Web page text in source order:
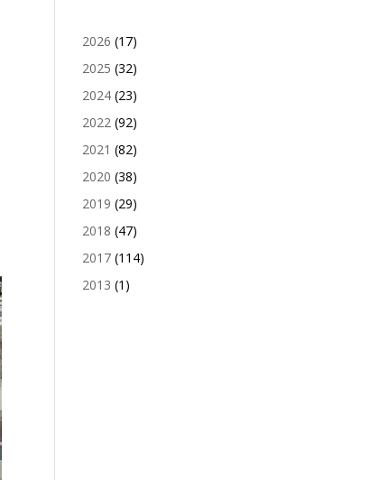
2026 (17)
2025 (32)
2024 (23)
2022 (92)
2021 (82)
2020 (38)
2019 (29)
2018 (47)
2017 (114)
2013 (1)